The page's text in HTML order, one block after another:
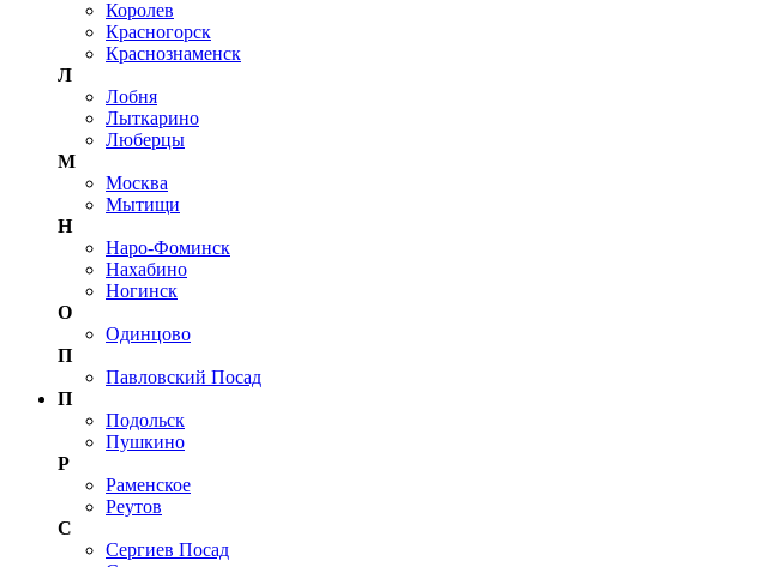
Королев
Красногорск
Краснознаменск
Л
Лобня
Лыткарино
Люберцы
М
Москва
Мытищи
Н
Наро-Фоминск
Нахабино
Ногинск
О
Одинцово
П
Павловский Посад
П
Подольск
Пушкино
Р
Раменское
Реутов
С
Сергиев Посад